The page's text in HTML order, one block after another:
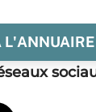
L'ANNUAIRE